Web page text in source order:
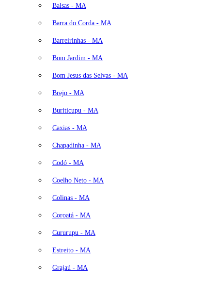
Balsas - MA
Barra do Corda - MA
Barreirinhas - MA
Bom Jardim - MA
Bom Jesus das Selvas - MA
Brejo - MA
Buriticupu - MA
Caxias - MA
Chapadinha - MA
Codó - MA
Coelho Neto - MA
Colinas - MA
Coroatá - MA
Cururupu - MA
Estreito - MA
Grajaú - MA